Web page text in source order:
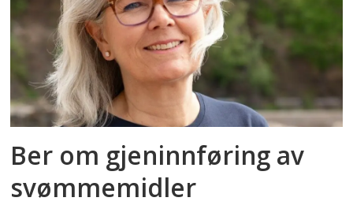
Ber om gjeninnføring av
svømmemidler